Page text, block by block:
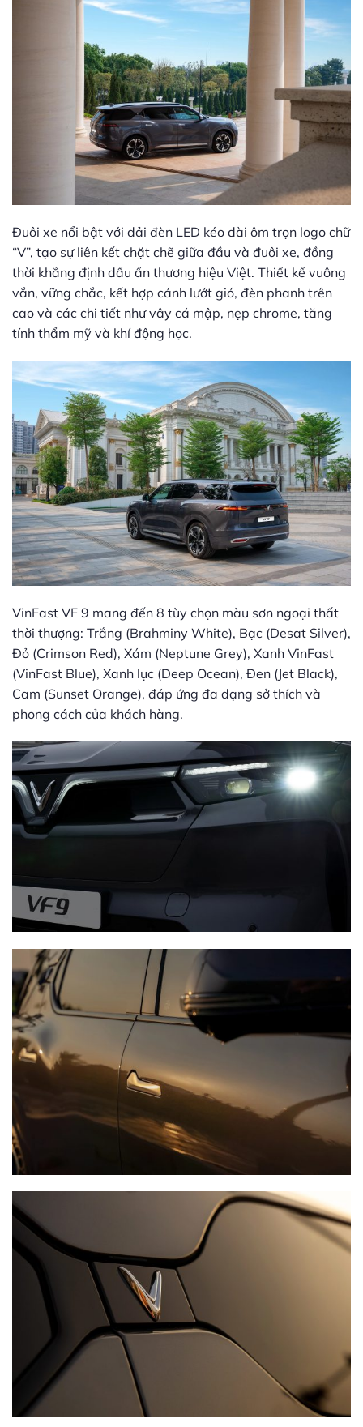
Đuôi xe nổi bật với dải đèn LED kéo dài ôm trọn logo chữ
“V”, tạo sự liên kết chặt chẽ giữa đầu và đuôi xe, đồng
thời khẳng định dấu ấn thương hiệu Việt. Thiết kế vuông
vắn, vững chắc, kết hợp cánh lướt gió, đèn phanh trên
cao và các chi tiết như vây cá mập, nẹp chrome, tăng
tính thẩm mỹ và khí động học.
VinFast VF 9 mang đến 8 tùy chọn màu sơn ngoại thất
thời thượng: Trắng (Brahminy White), Bạc (Desat Silver),
Đỏ (Crimson Red), Xám (Neptune Grey), Xanh VinFast
(VinFast Blue), Xanh lục (Deep Ocean), Đen (Jet Black),
Cam (Sunset Orange), đáp ứng đa dạng sở thích và
phong cách của khách hàng.